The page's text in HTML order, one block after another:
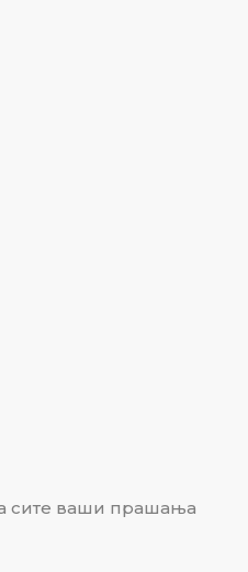
сите ваши прашања